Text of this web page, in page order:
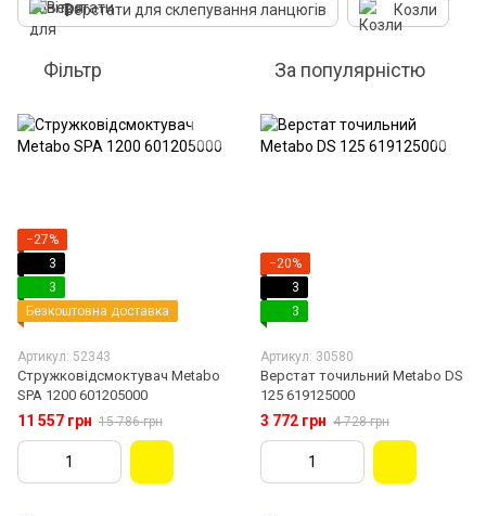
Верстати для склепування ланцюгів Козли
Фільтр За популярністю
−27%
3
3
Безкоштовна доставка
Артикул: 52343
Стружковідсмоктувач Metabo
SPA 1200 601205000
11 557 грн 15 786 грн
−20%
3
3
Артикул: 30580
Верстат точильний Metabo DS
125 619125000
3 772 грн 4 728 грн